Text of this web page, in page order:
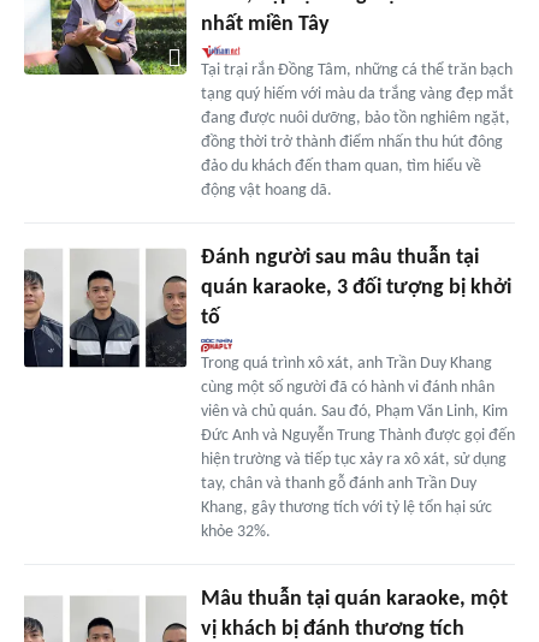
nhất miền Tây
Tại trại rắn Đồng Tâm, những cá thể trăn bạch
tạng quý hiếm với màu da trắng vàng đẹp mắt
đang được nuôi dưỡng, bảo tồn nghiêm ngặt,
đồng thời trở thành điểm nhấn thu hút đông
đảo du khách đến tham quan, tìm hiểu về
động vật hoang dã.
Đánh người sau mâu thuẫn tại
quán karaoke, 3 đối tượng bị khởi
tố
Trong quá trình xô xát, anh Trần Duy Khang
cùng một số người đã có hành vi đánh nhân
viên và chủ quán. Sau đó, Phạm Văn Linh, Kim
Đức Anh và Nguyễn Trung Thành được gọi đến
hiện trường và tiếp tục xảy ra xô xát, sử dụng
tay, chân và thanh gỗ đánh anh Trần Duy
Khang, gây thương tích với tỷ lệ tổn hại sức
khỏe 32%.
Mâu thuẫn tại quán karaoke, một
vị khách bị đánh thương tích